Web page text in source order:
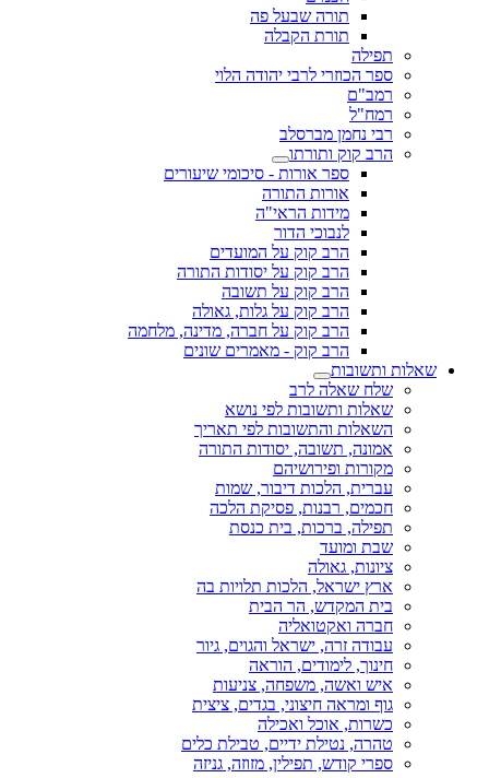
תורה שבעל פה
תורת הקבלה
תפילה
ספר הכוזרי לרבי יהודה הלוי
רמב"ם
רמח"ל
רבי נחמן מברסלב
הרב קוק ותורתו
ספר אורות - סיכומי שיעורים
אורות התורה
מידות הראי"ה
לנבוכי הדור
הרב קוק על המועדים
הרב קוק על יסודות התורה
הרב קוק על תשובה
הרב קוק על גלות, גאולה
הרב קוק על חברה, מדינה, מלחמה
הרב קוק - מאמרים שונים
שאלות ותשובות
שלח שאלה לרב
שאלות ותשובות לפי נושא
השאלות והתשובות לפי תאריך
אמונה, תשובה, יסודות התורה
מקורות ופירושיהם
עברית, הלכות דיבור, שמות
חכמים, רבנות, פסיקת הלכה
תפילה, ברכות, בית כנסת
שבת ומועד
ציונות, גאולה
ארץ ישראל, הלכות תלויות בה
בית המקדש, הר הבית
חברה ואקטואליה
עבודה זרה, ישראל והגוים, גיור
חינוך, לימודים, הוראה
איש ואשה, משפחה, צניעות
גוף ומראה חיצוני, בגדים, ציצית
כשרות, אוכל ואכילה
טהרה, נטילת ידיים, טבילת כלים
ספרי קודש, תפילין, מזוזה, גניזה